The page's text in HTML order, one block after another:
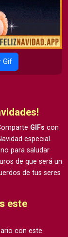
Gif
GIFs con
especial.
para saludar
de que será un
de tus seres
este
con este